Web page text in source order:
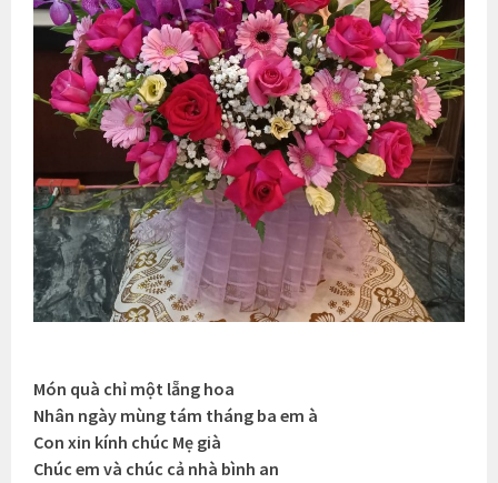
Món quà chỉ một lẵng hoa
Nhân ngày mùng tám tháng ba em à
Con xin kính chúc Mẹ già
Chúc em và chúc cả nhà bình an